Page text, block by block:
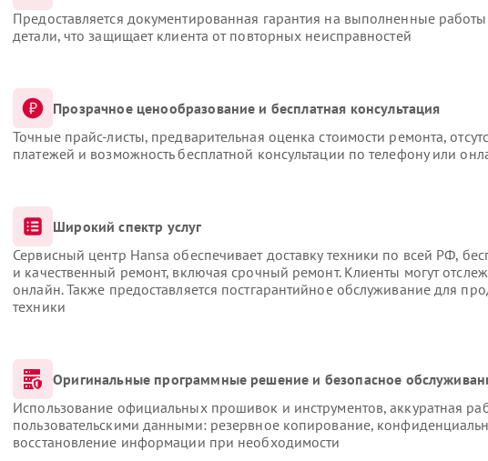
Предоставляется документированная гарантия на выполненные
детали, что защищает клиента от повторных неисправностей
Прозрачное ценообразование и бесплатная консультация
Точные прайс-листы, предварительная оценка стоимости ремонта,
платежей и возможность бесплатной консультации по телефону или
Широкий спектр услуг
Сервисный центр Hansa обеспечивает доставку техники по всей РФ,
и качественный ремонт, включая срочный ремонт. Клиенты могут
онлайн. Также предоставляется постгарантийное обслуживание для
техники
Оригинальные программные решение и безопасное
Использование официальных прошивок и инструментов, аккуратная
пользовательскими данными: резервное копирование,
восстановление информации при необходимости